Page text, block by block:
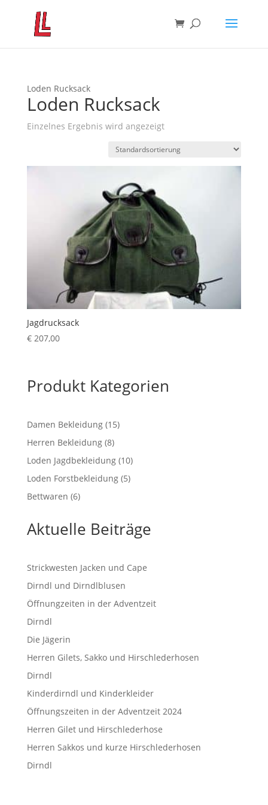
Loden Rucksack
Loden Rucksack
Einzelnes Ergebnis wird angezeigt
Jagdrucksack
€207,00
Produkt Kategorien
Damen Bekleidung 1515
Herren Bekleidung 88
Produkte
Loden Jagdbekleidung 1010
Produkte
Loden Forstbekleidung 55
Bettwaren 66
Aktuelle Beiträge
Strickwesten Jacken und Cape
Dirndl und Dirndlblusen
Öffnungzeiten in der Adventzeit
Dirndl
Die Jägerin
Herren Gilets, Sakko und Hirschlederhosen
Dirndl
Kinderdirndl und Kinderkleider
Öffnungszeiten in der Adventzeit 2024
Herren Gilet und Hirschlederhose
Herren Sakkos und kurze Hirschlederhosen
Dirndl